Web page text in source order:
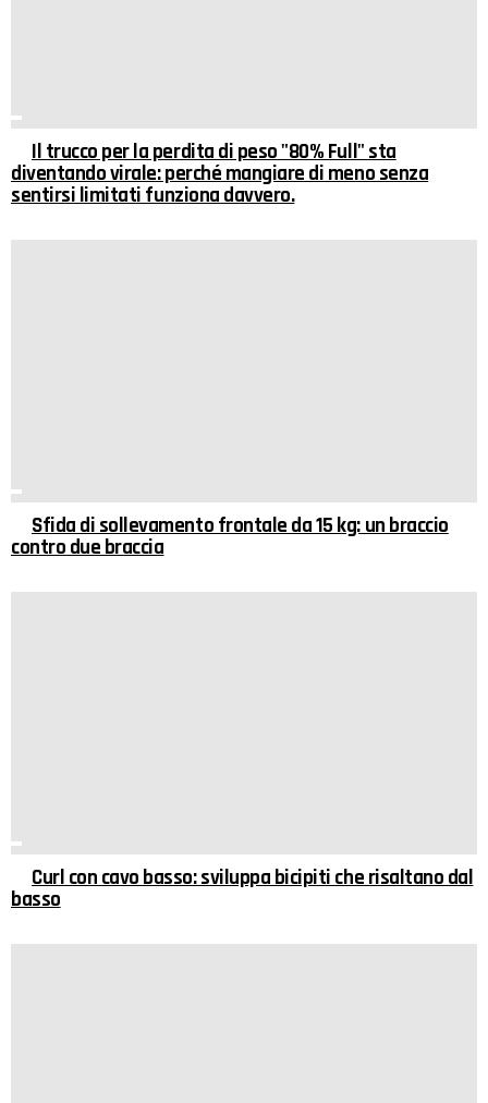
Il trucco per la perdita di peso "80% Full" sta
diventando virale: perché mangiare di meno senza
sentirsi limitati funziona davvero.
Sfida di sollevamento frontale da 15 kg: un braccio
contro due braccia
Curl con cavo basso: sviluppa bicipiti che risaltano dal
basso